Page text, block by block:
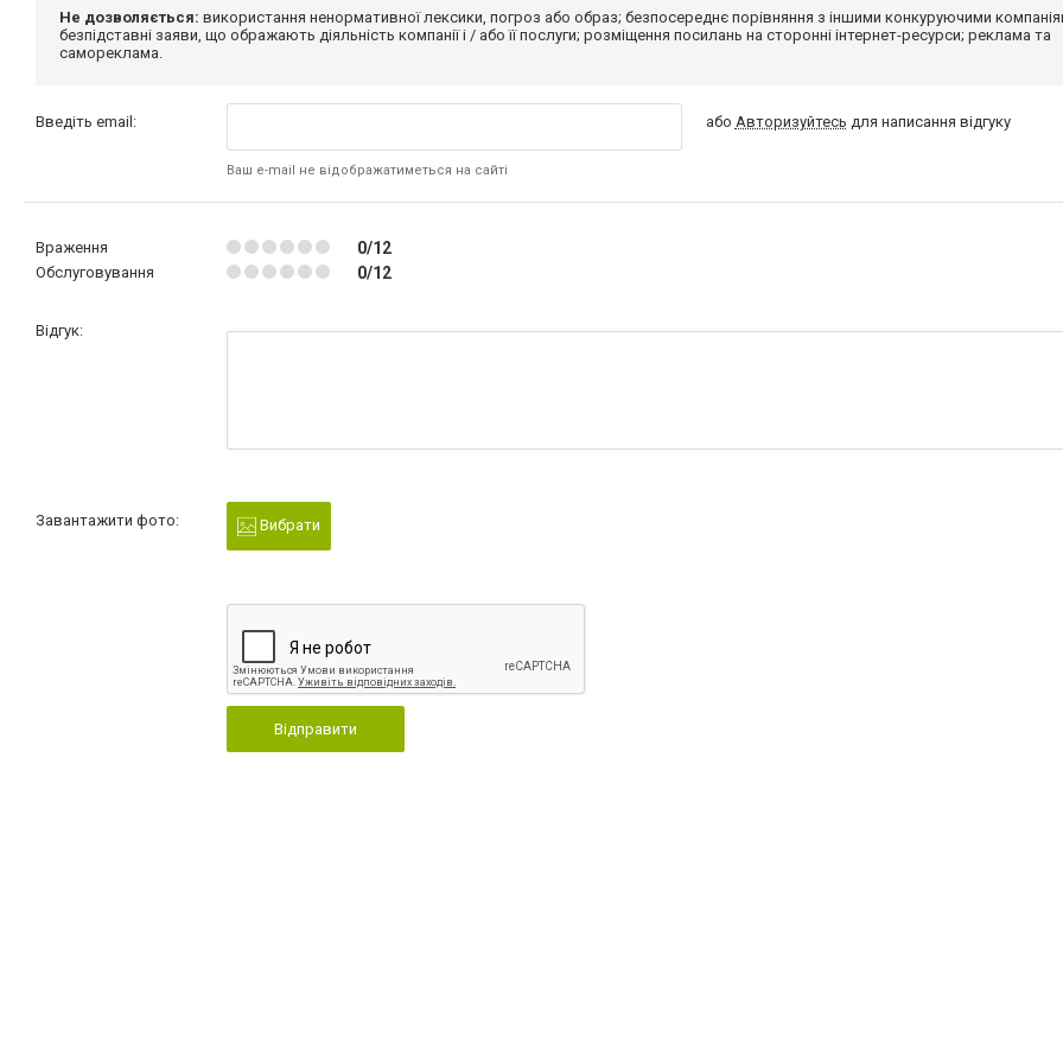
Не дозволяється: використання ненормативної лексики, погроз або образ; безпосереднє порівняння з іншими конкуруючими
безпідставні заяви, що ображають діяльність компанії і / або її послуги; розміщення посилань на сторонні інтернет-ресурси; реклама та
самореклама.
Введіть email:
Ваш e-mail не відображатиметься на сайті
або Авторизуйтесь для написання відгуку
Враження 0/12
Обслуговування 0/12
Відгук:
Завантажити фото: Вибрати
Відправити